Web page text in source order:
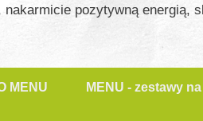
pozytywną energią,
MENU MENU - zestawy